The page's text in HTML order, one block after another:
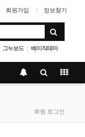
회원가입 정보찾기
그누보드 | 베이직테마
회원 로그인